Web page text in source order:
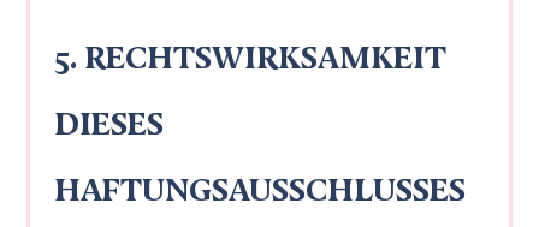
5. RECHTSWIRKSAMKEIT
DIESES
HAFTUNGSAUSSCHLUSSES